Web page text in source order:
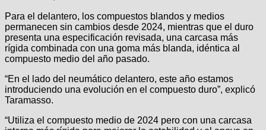
Para el delantero, los compuestos blandos y medios
permanecen sin cambios desde 2024, mientras que el duro
presenta una especificación revisada, una carcasa más
rígida combinada con una goma más blanda, idéntica al
compuesto medio del año pasado.
“En el lado del neumático delantero, este año estamos
introduciendo una evolución en el compuesto duro”, explicó
Taramasso.
“Utiliza el compuesto medio de 2024 pero con una carcasa